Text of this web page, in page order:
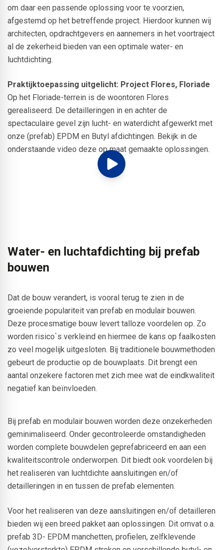
om daar een passende oplossing voor te voorzien,
afgestemd op het betreffende project. Hierdoor kunnen wij
architecten, opdrachtgevers en aannemers in het voortraject
al de zekerheid bieden van een optimale water- en
luchtdichting.
Praktijktoepassing uitgelicht: Project Flores, Floriade
Op het Floriade-terrein is de woontoren Flores
gerealiseerd. De detailleringen in en achter de
spectaculaire gevel zijn lucht- en waterdicht afgewerkt met
onze (prefab) EPDM en Butyl afdichtingen. Bekijk in de
onderstaande video deze op maat gemaakte oplossingen.
Water- en luchtafdichting bij prefab
bouwen
Dat de bouw verandert, is vooral terug te zien in de
groeiende populariteit van prefab en modulair bouwen.
Deze procesmatige bouw levert talloze voordelen op. Zo
worden risico`s verkleind en hiermee de kans op faalkosten
zo veel mogelijk uitgesloten. Bij traditionele bouwmethoden
gebeurt de productie op de bouwplaats. Dit brengt een
aantal onzekere factoren met zich mee wat de eindkwaliteit
negatief kan beïnvloeden.
Bij prefab en modulair bouwen worden deze onzekerheden
geminimaliseerd. Onder gecontroleerde omstandigheden
worden complete bouwdelen geprefabriceerd en aan een
kwaliteitscontrole onderworpen. Dit biedt ook voordelen bij
het realiseren van luchtdichte aansluitingen en/of
detailleringen in en tussen de prefab elementen.
Voor het realiseren van deze aansluitingen en/of detailleren
bieden wij een breed pakket aan oplossingen. Dit omvat o.a.
prefab 3D- EPDM manchetten, profielen, zelfklevende